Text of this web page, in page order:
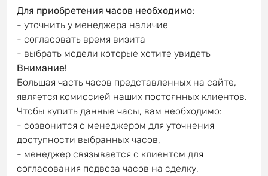
Для приобретения часов необходимо:
- уточнить у менеджера наличие
- согласовать время визита
- выбрать модели которые хотите увидеть
Внимание!
Большая часть часов представленных на сайте,
является комиссией наших постоянных клиентов.
Чтобы купить данные часы, вам необходимо:
- созвонится с менеджером для уточнения
доступности выбранных часов,
- менеджер связывается с клиентом для
согласования подвоза часов на сделку,